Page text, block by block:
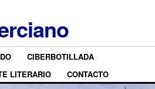
CIBERBOTILLADA
LITERARIO CONTACTO